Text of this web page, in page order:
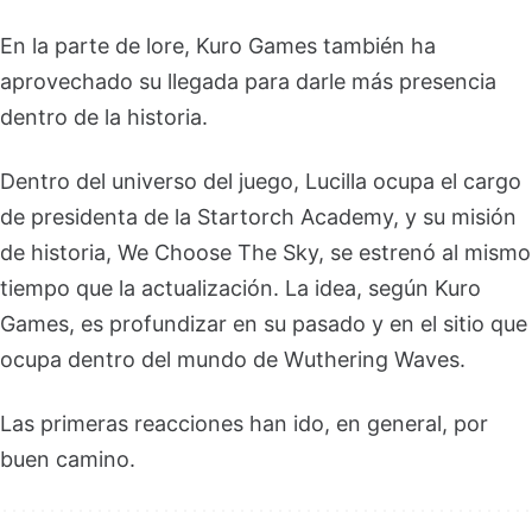
En la parte de lore, Kuro Games también ha
aprovechado su llegada para darle más presencia
dentro de la historia.
Dentro del universo del juego, Lucilla ocupa el cargo
de presidenta de la Startorch Academy, y su misión
de historia, We Choose The Sky, se estrenó al mismo
tiempo que la actualización. La idea, según Kuro
Games, es profundizar en su pasado y en el sitio que
ocupa dentro del mundo de Wuthering Waves.
Las primeras reacciones han ido, en general, por
buen camino.